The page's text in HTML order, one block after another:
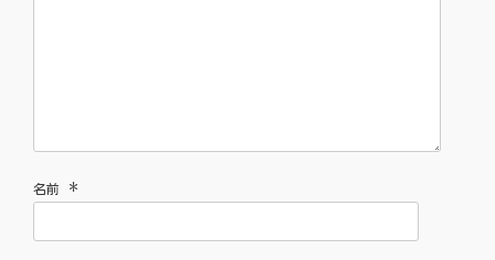
名前 *